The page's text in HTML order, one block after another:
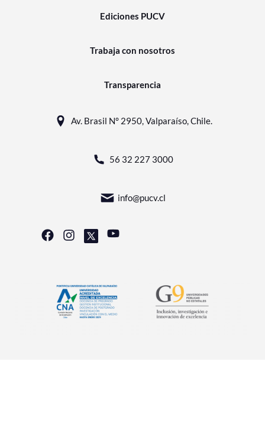
Ediciones PUCV
Trabaja con nosotros
Transparencia
Av. Brasil N° 2950, Valparaíso, Chile.
56 32 227 3000
info@pucv.cl